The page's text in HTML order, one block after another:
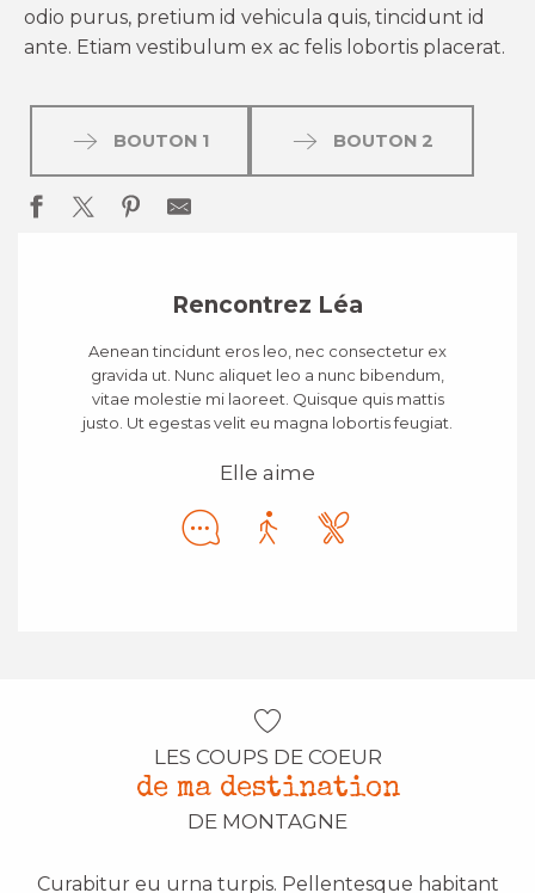
odio purus, pretium id vehicula quis, tincidunt id
ante. Etiam vestibulum ex ac felis lobortis placerat.
BOUTON 1 BOUTON 2
Rencontrez Léa
Aenean tincidunt eros leo, nec consectetur ex
gravida ut. Nunc aliquet leo a nunc bibendum,
vitae molestie mi laoreet. Quisque quis mattis
justo. Ut egestas velit eu magna lobortis feugiat.
Elle aime
LES COUPS DE COEUR
de ma destination
DE MONTAGNE
Curabitur eu urna turpis. Pellentesque habitant